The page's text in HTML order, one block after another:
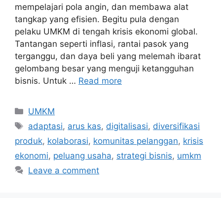
mempelajari pola angin, dan membawa alat
tangkap yang efisien. Begitu pula dengan
pelaku UMKM di tengah krisis ekonomi global.
Tantangan seperti inflasi, rantai pasok yang
terganggu, dan daya beli yang melemah ibarat
gelombang besar yang menguji ketangguhan
bisnis. Untuk … Read more
UMKM
adaptasi, arus kas, digitalisasi, diversifikasi
produk, kolaborasi, komunitas pelanggan, krisis
ekonomi, peluang usaha, strategi bisnis, umkm
Leave a comment